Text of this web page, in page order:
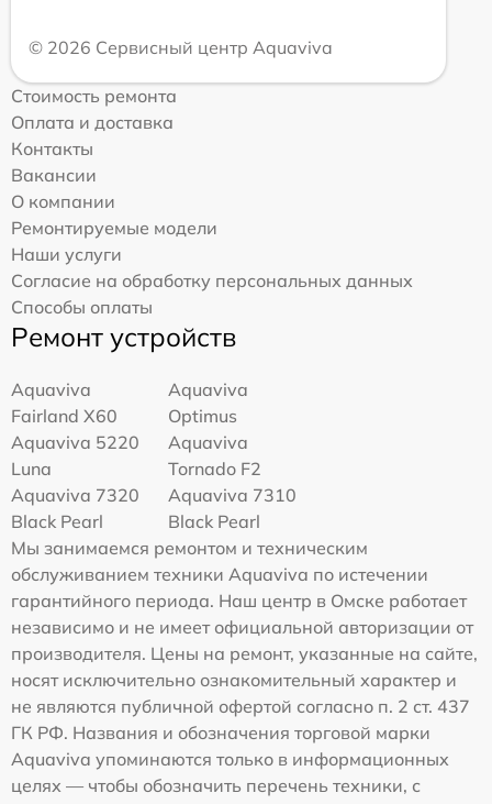
© 2026 Сервисный центр Aquaviva
Стоимость ремонта
Оплата и доставка
Контакты
Вакансии
О компании
Ремонтируемые модели
Наши услуги
Согласие на обработку персональных данных
Способы оплаты
Ремонт устройств
Aquaviva
Fairland X60
Aquaviva
Optimus
Aquaviva 5220
Luna
Aquaviva
Tornado F2
Aquaviva 7320
Black Pearl
Aquaviva 7310
Black Pearl
Мы занимаемся ремонтом и техническим
обслуживанием техники Aquaviva по истечении
гарантийного периода. Наш центр в Омске работает
независимо и не имеет официальной авторизации от
производителя. Цены на ремонт, указанные на сайте,
носят исключительно ознакомительный характер и
не являются публичной офертой согласно п. 2 ст. 437
ГК РФ. Названия и обозначения торговой марки
Aquaviva упоминаются только в информационных
целях — чтобы обозначить перечень техники, с